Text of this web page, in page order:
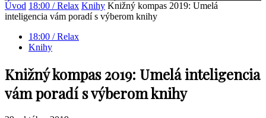
Úvod 18:00 / Relax Knihy Knižný kompas 2019: Umelá
inteligencia vám poradí s výberom knihy
18:00 / Relax
Knihy
Knižný kompas 2019: Umelá inteligencia
vám poradí s výberom knihy